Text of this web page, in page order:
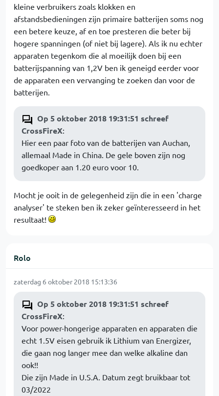
kleine verbruikers zoals klokken en
afstandsbedieningen zijn primaire batterijen soms nog
een betere keuze, af en toe presteren die beter bij
hogere spanningen (of niet bij lagere). Als ik nu echter
apparaten tegenkom die al moeilijk doen bij een
batterijspanning van 1,2V ben ik geneigd eerder voor
de apparaten een vervanging te zoeken dan voor de
batterijen.
Op 5 oktober 2018 19:31:51 schreef
CrossFireX:
Hier een paar foto van de batterijen van Auchan,
allemaal Made in China. De gele boven zijn nog
goedkoper aan 1.20 euro voor 10.
Mocht je ooit in de gelegenheid zijn die in een 'charge
analyser' te steken ben ik zeker geïnteresseerd in het
resultaat!
Rolo
zaterdag 6 oktober 2018 15:13:36
Op 5 oktober 2018 19:31:51 schreef
CrossFireX:
Voor power-hongerige apparaten en apparaten die
echt 1.5V eisen gebruik ik Lithium van Energizer,
die gaan nog langer mee dan welke alkaline dan
ook!!
Die zijn Made in U.S.A. Datum zegt bruikbaar tot
03/2022